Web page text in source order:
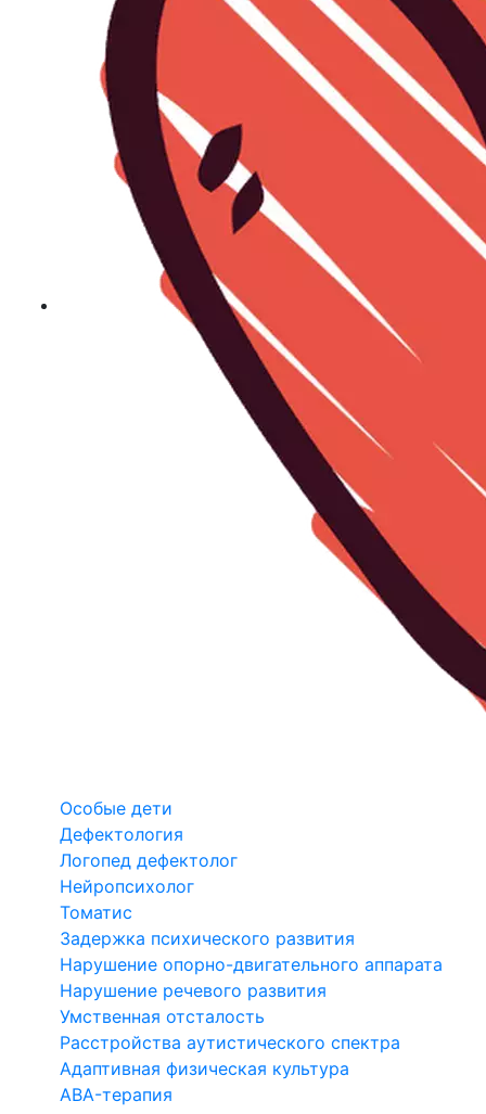
Особые дети
Дефектология
Логопед дефектолог
Нейропсихолог
Томатис
Задержка психического развития
Нарушение опорно-двигательного аппарата
Нарушение речевого развития
Умственная отсталость
Расстройства аутистического спектра
Адаптивная физическая культура
ABA-терапия